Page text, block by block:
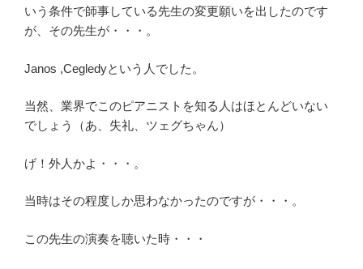
いう条件で師事している先生の変更願いを出したのです
が、その先生が・・・。
Janos ,Cegledyという人でした。
当然、業界でこのピアニストを知る人はほとんどいない
でしょう（あ、失礼、ツェグちゃん）
げ！外人かよ・・・。
当時はその程度しか思わなかったのですが・・・。
この先生の演奏を聴いた時・・・